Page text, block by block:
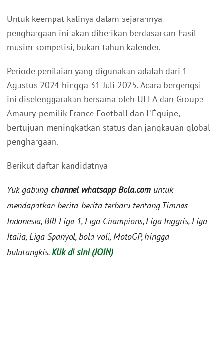
Untuk keempat kalinya dalam sejarahnya,
penghargaan ini akan diberikan berdasarkan hasil
musim kompetisi, bukan tahun kalender.
Periode penilaian yang digunakan adalah dari 1
Agustus 2024 hingga 31 Juli 2025. Acara bergengsi
ini diselenggarakan bersama oleh UEFA dan Groupe
Amaury, pemilik France Football dan L'Équipe,
bertujuan meningkatkan status dan jangkauan global
penghargaan.
Berikut daftar kandidatnya
Yuk gabung channel whatsapp Bola.com untuk
mendapatkan berita-berita terbaru tentang Timnas
Indonesia, BRI Liga 1, Liga Champions, Liga Inggris, Liga
Italia, Liga Spanyol, bola voli, MotoGP, hingga
bulutangkis.Klik di sini (JOIN)